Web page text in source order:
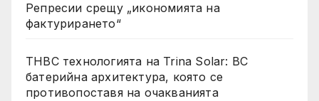
Репресии срещу „икономията на
фактурирането“
THBC технологията на Trina Solar: BC
батерийна архитектура, която се
противопоставя на очакванията